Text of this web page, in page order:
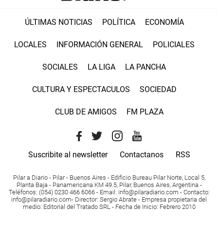
ÚLTIMAS NOTICIAS POLÍTICA ECONOMÍA
LOCALES INFORMACIÓN GENERAL POLICIALES
SOCIALES LA LIGA LA PANCHA
CULTURA Y ESPECTACULOS SOCIEDAD
CLUB DE AMIGOS FM PLAZA
Suscribite al newsletter Contactanos RSS
Pilar a Diario - Pilar - Buenos Aires - Edificio Bureau Pilar Norte, Local 5,
Planta Baja - Panamericana KM 49.5, Pilar, Buenos Aires, Argentina -
Teléfonos: (054) 0230 466 6066 - Email : info@pilaradiario.com - Contacto:
info@pilaradiario.com- Director: Sergio Abrate - Empresa propietaria del
medio: Editorial del Tratado SRL - Fecha de Inicio: Febrero 2010